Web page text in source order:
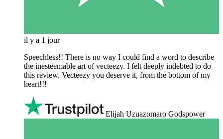
il y a 1 jour
Speechless!! There is no way I could find a word to describe
the inesteemable art of vecteezy. I felt deeply indebted to do
this review. Vecteezy you deserve it, from the bottom of my
heart!!!
Elijah Uzuazomaro Godspower